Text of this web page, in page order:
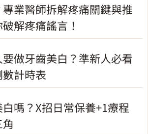
業醫師拆解疼痛關鍵與推
解疼痛謠言！
做牙齒美白？準新人必看
計時表
嗎？X招日常保養+1療程